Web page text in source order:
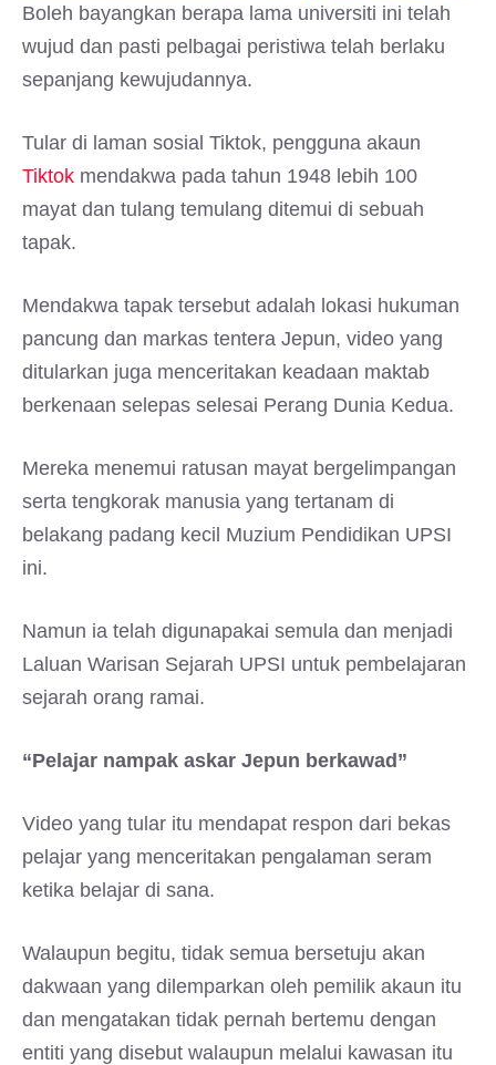
Boleh bayangkan berapa lama universiti ini telah
wujud dan pasti pelbagai peristiwa telah berlaku
sepanjang kewujudannya.
Tular di laman sosial Tiktok, pengguna akaun
Tiktok mendakwa pada tahun 1948 lebih 100
mayat dan tulang temulang ditemui di sebuah
tapak.
Mendakwa tapak tersebut adalah lokasi hukuman
pancung dan markas tentera Jepun, video yang
ditularkan juga menceritakan keadaan maktab
berkenaan selepas selesai Perang Dunia Kedua.
Mereka menemui ratusan mayat bergelimpangan
serta tengkorak manusia yang tertanam di
belakang padang kecil Muzium Pendidikan UPSI
ini.
Namun ia telah digunapakai semula dan menjadi
Laluan Warisan Sejarah UPSI untuk pembelajaran
sejarah orang ramai.
“Pelajar nampak askar Jepun berkawad”
Video yang tular itu mendapat respon dari bekas
pelajar yang menceritakan pengalaman seram
ketika belajar di sana.
Walaupun begitu, tidak semua bersetuju akan
dakwaan yang dilemparkan oleh pemilik akaun itu
dan mengatakan tidak pernah bertemu dengan
entiti yang disebut walaupun melalui kawasan itu